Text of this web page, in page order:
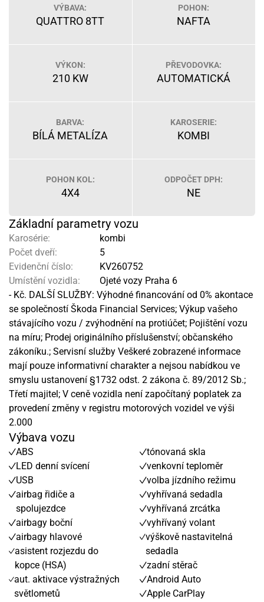
VÝBAVA:
QUATTRO 8TT
POHON:
NAFTA
VÝKON:
210 KW
PŘEVODOVKA:
AUTOMATICKÁ
BARVA:
BÍLÁ METALÍZA
KAROSERIE:
KOMBI
POHON KOL:
4X4
ODPOČET DPH:
NE
Základní parametry vozu
Karosérie:
kombi
Počet dveří:
5
Evidenční číslo:
KV260752
Umístění vozidla:
Ojeté vozy Praha 6
- Kč. DALŠÍ SLUŽBY: Výhodné financování od 0% akontace
se společností Škoda Financial Services; Výkup vašeho
stávajícího vozu / zvýhodnění na protiúčet; Pojištění vozu
na míru; Prodej originálního příslušenství; občanského
zákoníku.; Servisní služby Veškeré zobrazené informace
mají pouze informativní charakter a nejsou nabídkou ve
smyslu ustanovení §1732 odst. 2 zákona č. 89/2012 Sb.;
Třetí majitel; V ceně vozidla není započítaný poplatek za
provedení změny v registru motorových vozidel ve výši
2.000
Výbava vozu
ABS
LED denní svícení
USB
airbag řidiče a
spolujezdce
airbagy boční
airbagy hlavové
asistent rozjezdu do
kopce (HSA)
aut. aktivace výstražných
světlometů
tónovaná skla
venkovní teploměr
volba jízdního režimu
vyhřívaná sedadla
vyhřívaná zrcátka
vyhřívaný volant
výškově nastavitelná
sedadla
zadní stěrač
Android Auto
Apple CarPlay